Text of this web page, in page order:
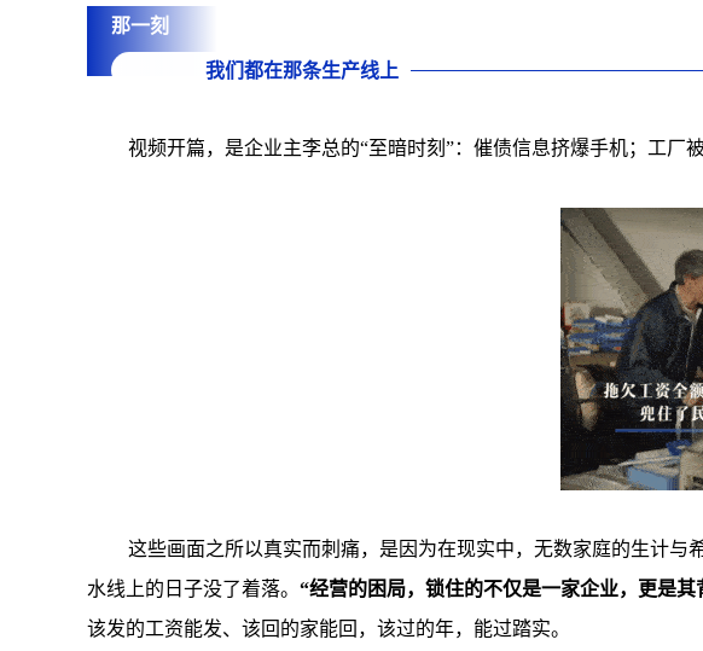
那一刻
我们都在那条生产线上
视频开篇，是企业主李总的“至暗时刻”：催债信息挤爆手机；工厂
这些画面之所以真实而刺痛，是因为在现实中，无数家庭的生计
水线上的日子没了着落。 “经营的困局，锁住的不仅是一家企业，更是
该发的工资能发、该回的家能回，该过的年，能过踏实。